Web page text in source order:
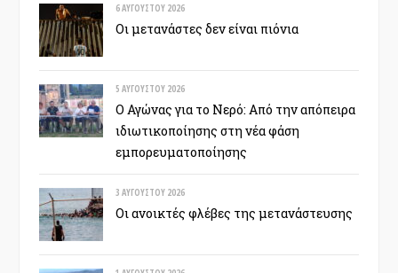
6 ΑΥΓΟΎΣΤΟΥ 2026
Οι μετανάστες δεν είναι πιόνια
5 ΑΥΓΟΎΣΤΟΥ 2026
Ο Αγώνας για το Νερό: Από την απόπειρα
ιδιωτικοποίησης στη νέα φάση
εμπορευματοποίησης
3 ΑΥΓΟΎΣΤΟΥ 2026
Οι ανοικτές φλέβες της μετανάστευσης